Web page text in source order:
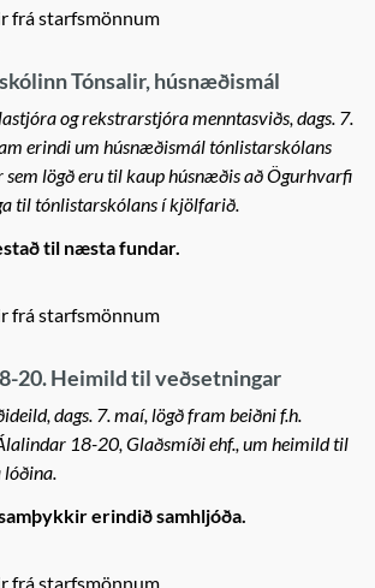
frá starfsmönnum
Tónsalir, húsnæðismál
og rekstrarstjóra menntasviðs, dags. 7.
erindi um húsnæðismál tónlistarskólans
sem lögð eru til kaup húsnæðis að Ögurhvarfi
til tónlistarskólans í kjölfarið.
til næsta fundar.
frá starfsmönnum
20. Heimild til veðsetningar
dags. 7. maí, lögð fram beiðni f.h.
18-20, Glaðsmíði ehf., um heimild til
lóðina.
erindið samhljóða.
frá starfsmönnum